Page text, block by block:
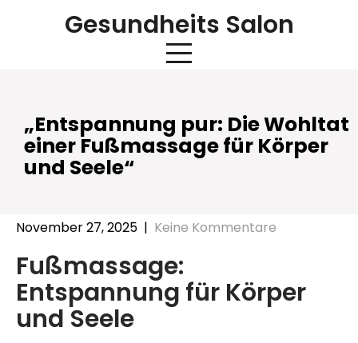
Gesundheits Salon
„Entspannung pur: Die Wohltat
einer Fußmassage für Körper
und Seele“
November 27, 2025 | Keine Kommentare
Fußmassage:
Entspannung für Körper
und Seele